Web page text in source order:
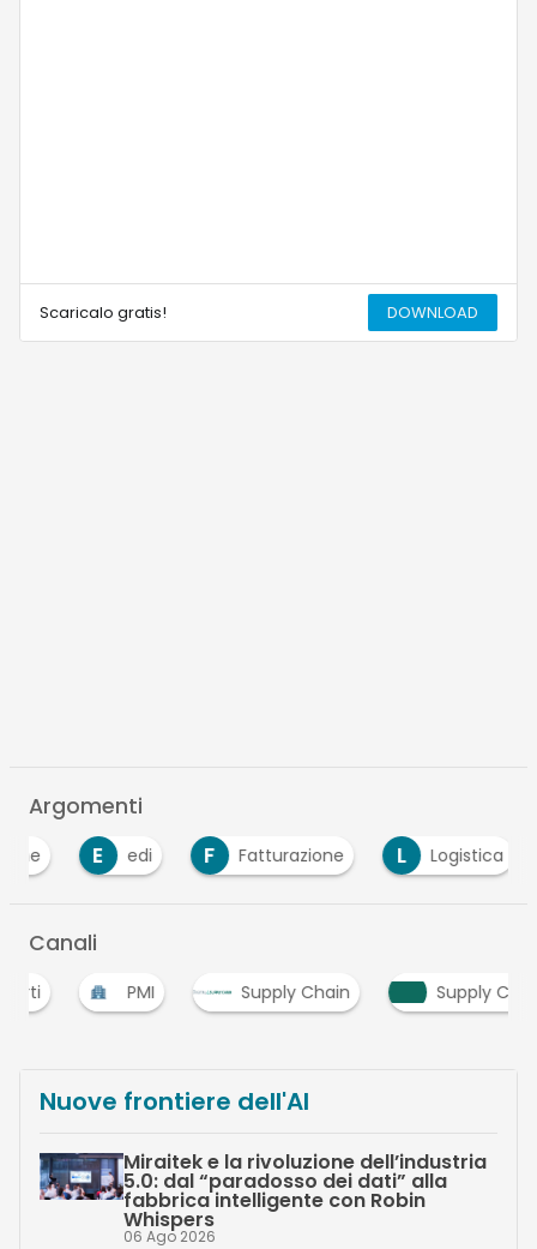
Scaricalo gratis! DOWNLOAD
Argomenti
E
edi F Fatturazione L Logistica
Canali
PMI Supply Chain Supply Chain
Nuove frontiere dell'AI
Miraitek e la rivoluzione dell’industria
5.0: dal “paradosso dei dati” alla
fabbrica intelligente con Robin
Whispers
06 Ago 2026